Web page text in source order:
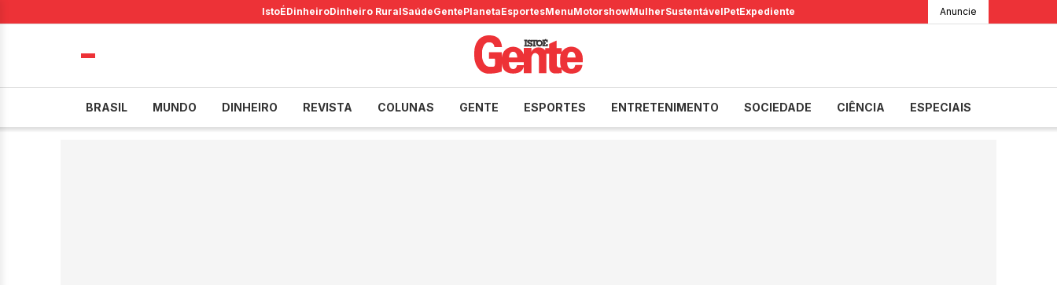
IstoÉDinheiroDinheiro RuralSaúdeGentePlanetaEsportesMenuMotorshowMulherSustentávelPetExpediente Anuncie
BRASIL MUNDO DINHEIRO REVISTA COLUNAS GENTE ESPORTES ENTRETENIMENTO SOCIEDADE CIÊNCIA ESPECIAIS